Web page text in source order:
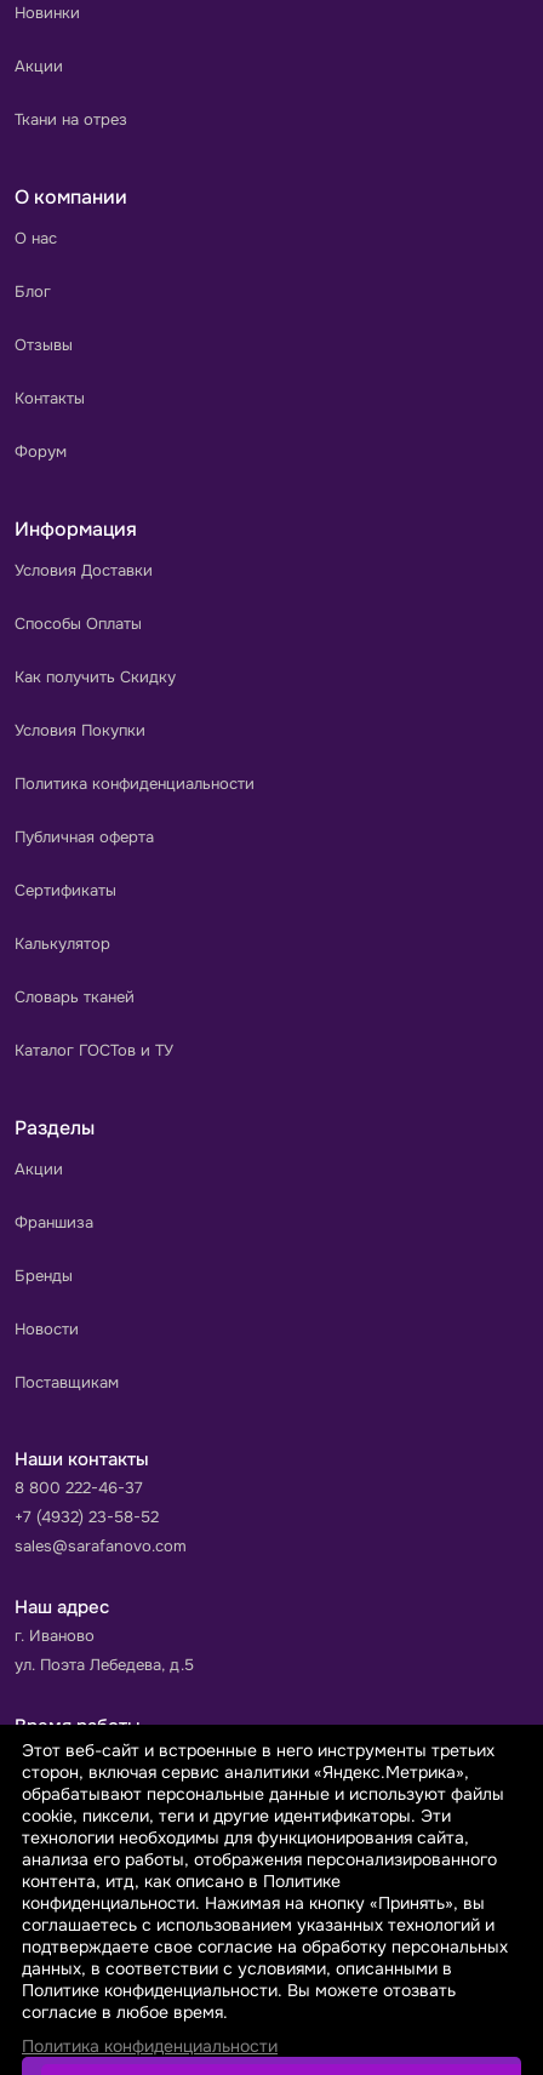
Новинки
Акции
Ткани на отрез
О компании
О нас
Блог
Отзывы
Контакты
Форум
Информация
Условия Доставки
Способы Оплаты
Как получить Скидку
Условия Покупки
Политика конфиденциальности
Публичная оферта
Сертификаты
Калькулятор
Словарь тканей
Каталог ГОСТов и ТУ
Разделы
Акции
Франшиза
Бренды
Новости
Поставщикам
Наши контакты
8 800 222-46-37
+7 (4932) 23-58-52
sales@sarafanovo.com
Наш адрес
г. Иваново
ул. Поэта Лебедева, д.5
Время работы
Пн-Пт с 9.00 до 18.00
Сб-Вс: выходной
Принимаем к оплате
© 2026 sarafanovo.com - Интернет-магазин "САРАФАНОВО"
специализируется на производстве, продаже тканей оптом и в
розницу с доставкой по Роcсии и СНГ.
Политика обработки персональных данных
Этот веб-сайт и встроенные в него инструменты третьих
сторон, включая сервис аналитики «Яндекс.Метрика»,
обрабатывают персональные данные и используют файлы
cookie, пиксели, теги и другие идентификаторы. Эти
технологии необходимы для функционирования сайта,
анализа его работы, отображения персонализированного
контента, итд, как описано в Политике
конфиденциальности. Нажимая на кнопку «Принять», вы
соглашаетесь с использованием указанных технологий и
подтверждаете свое согласие на обработку персональных
данных, в соответствии с условиями, описанными в
Политике конфиденциальности. Вы можете отозвать
согласие в любое время.
Политика конфиденциальности